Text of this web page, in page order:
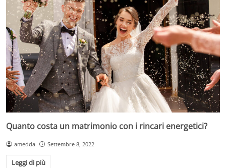
Quanto costa un matrimonio con i rincari energetici?
amedda Settembre 8, 2022
Leggi di più